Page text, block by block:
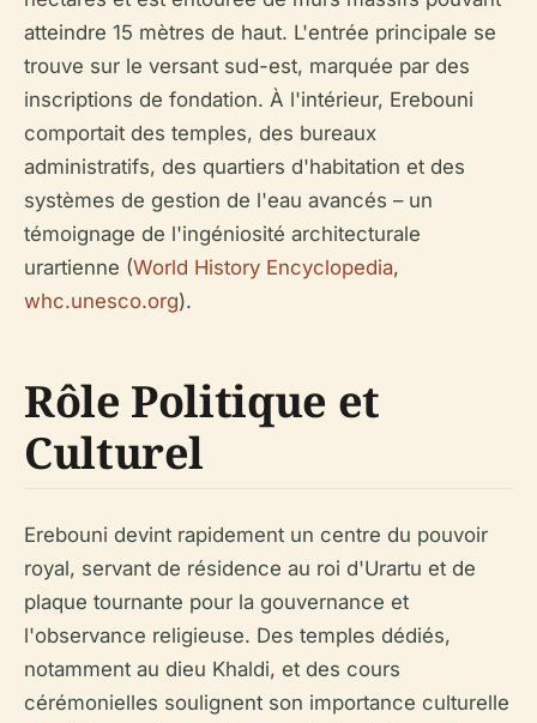
atteindre 15 mètres de haut. L'entrée principale se
trouve sur le versant sud-est, marquée par des
inscriptions de fondation. À l'intérieur, Erebouni
comportait des temples, des bureaux
administratifs, des quartiers d'habitation et des
systèmes de gestion de l'eau avancés – un
témoignage de l'ingéniosité architecturale
urartienne (World History Encyclopedia,
whc.unesco.org).
Rôle Politique et
Culturel
Erebouni devint rapidement un centre du pouvoir
royal, servant de résidence au roi d'Urartu et de
plaque tournante pour la gouvernance et
l'observance religieuse. Des temples dédiés,
notamment au dieu Khaldi, et des cours
cérémonielles soulignent son importance culturelle